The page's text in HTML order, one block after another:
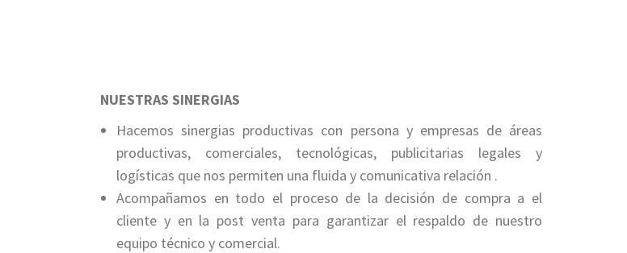
NUESTRAS SINERGIAS
Hacemos sinergias productivas con persona y empresas de áreas
productivas, comerciales, tecnológicas, publicitarias legales y
logísticas que nos permiten una fluida y comunicativa relación .
Acompañamos en todo el proceso de la decisión de compra a el
cliente y en la post venta para garantizar el respaldo de nuestro
equipo técnico y comercial.